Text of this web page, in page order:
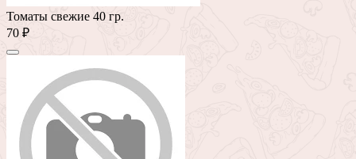
Томаты свежие 40 гр.
70 ₽